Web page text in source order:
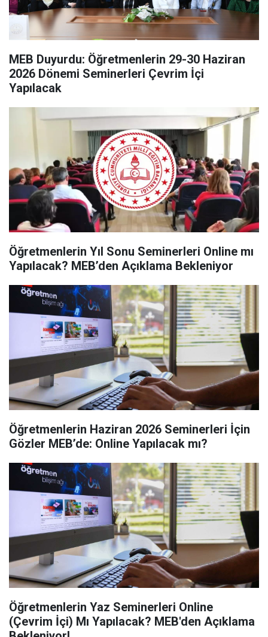
MEB Duyurdu: Öğretmenlerin 29-30 Haziran
2026 Dönemi Seminerleri Çevrim İçi
Yapılacak
Öğretmenlerin Yıl Sonu Seminerleri Online mı
Yapılacak? MEB’den Açıklama Bekleniyor
Öğretmenlerin Haziran 2026 Seminerleri İçin
Gözler MEB’de: Online Yapılacak mı?
Öğretmenlerin Yaz Seminerleri Online
(Çevrim İçi) Mı Yapılacak? MEB'den Açıklama